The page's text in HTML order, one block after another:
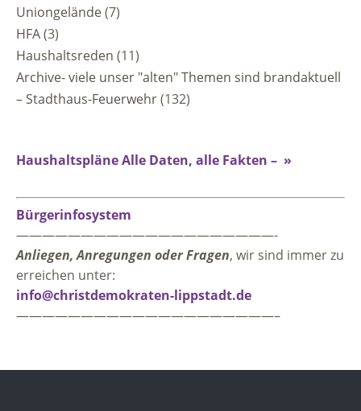
Uniongelände(7)
HFA(3)
Haushaltsreden (11)
Archive- viele unser "alten" Themen sind brandaktuell
– Stadthaus-Feuerwehr(132)
Haushaltspläne Alle Daten, alle Fakten – »
Bürgerinfosystem
————————————————————-
Anliegen, Anregungen oder Fragen, wir sind immer zu
erreichen unter:
info@christdemokraten-lippstadt.de
————————————————————–